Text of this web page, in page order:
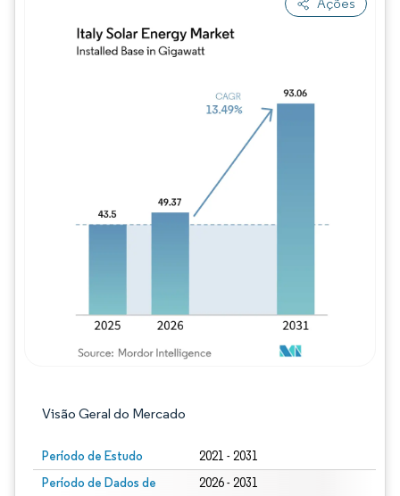
Visão Geral do Mercado
Período de Estudo 2021 - 2031
Período de Dados de
2026 - 2031
Imagem © Mordor Intelligence. O reuso